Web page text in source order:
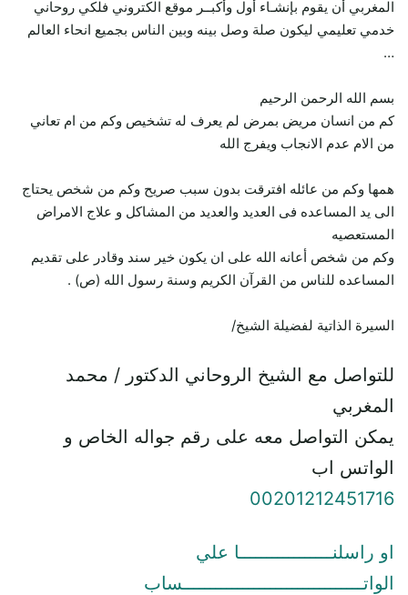
المغربي أن يقوم بإنشـاء أول وأكبــر موقع الكتروني فلكي روحاني
خدمي تعليمي ليكون صلة وصل بينه وبين الناس بجميع انحاء العالم
…
بسم الله الرحمن الرحيم
كم من انسان مريض بمرض لم يعرف له تشخيص وكم من ام تعاني
من الام عدم الانجاب ويفرج الله
همها وكم من عائله افترقت بدون سبب صريح وكم من شخص يحتاج
الى يد المساعده فى العديد والعديد من المشاكل و علاج الامراض
المستعصيه
وكم من شخص أعانه الله على ان يكون خير سند وقادر على تقديم
المساعده للناس من القرآن الكريم وسنة رسول الله (ص) .
السيرة الذاتية لفضيلة الشيخ/
للتواصل مع الشيخ الروحاني الدكتور / محمد
المغربي
يمكن التواصل معه على رقم جواله الخاص و
الواتس اب
00201212451716
او راسلنـــــــــــــــــا علي
الواتـــــــــــــــــــــــــــــــــساب